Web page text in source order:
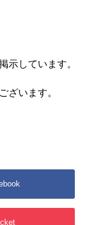
示しています。
ざいます。